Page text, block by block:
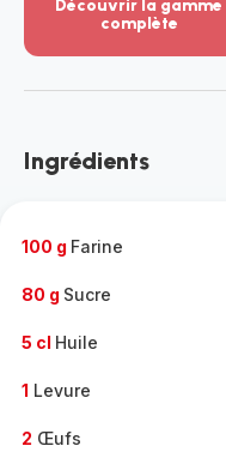
Découvrir la gamme
complète
-
gamme
Ingrédients
100 g Farine
80 g Sucre
5 cl Huile
1 Levure
2 Œufs